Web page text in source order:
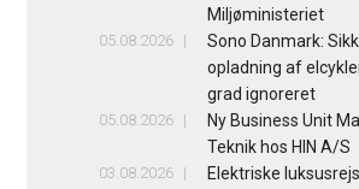
Miljøministeriet
05.08.2026
Sono Danmark:
opladning af
grad ignoreret
05.08.2026
Ny Business Unit
Teknik hos HIN A/S
03.08.2026
Elektriske